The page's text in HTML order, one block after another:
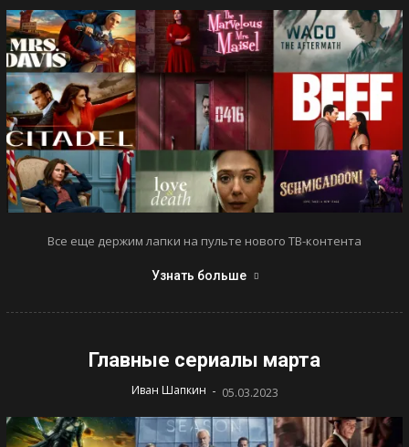
Все еще держим лапки на пульте нового ТВ-контента
Узнать больше
Главные сериалы марта
Иван Шапкин - 05.03.2023